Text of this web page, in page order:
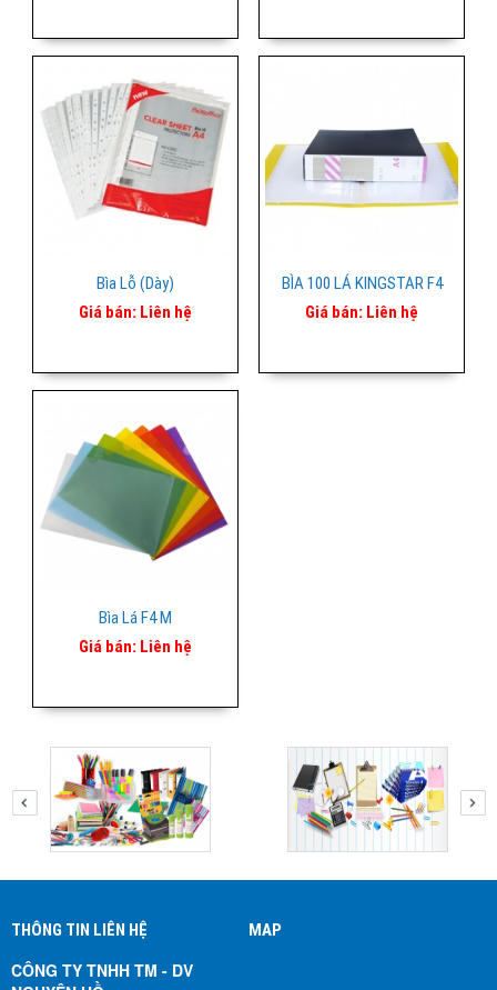
Bìa Lỗ (dày)
Giá bán: Liên hệ
BÌA 100 LÁ KINGSTAR F4
Giá bán: Liên hệ
Bìa Lá F4 M
Giá bán: Liên hệ
THÔNG TIN LIÊN HỆ
CÔNG TY TNHH TM - DV
MAP